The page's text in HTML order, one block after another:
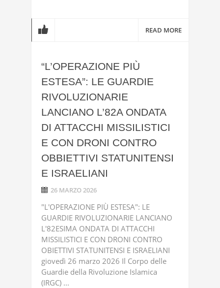
READ MORE
“L’OPERAZIONE PIÙ
ESTESA”: LE GUARDIE
RIVOLUZIONARIE
LANCIANO L’82A ONDATA
DI ATTACCHI MISSILISTICI
E CON DRONI CONTRO
OBBIETTIVI STATUNITENSI
E ISRAELIANI
26 MARZO 2026
"L'OPERAZIONE PIÙ ESTESA": LE
GUARDIE RIVOLUZIONARIE LANCIANO
L'82ESIMA ONDATA DI ATTACCHI
MISSILISTICI E CON DRONI CONTRO
OBIETTIVI STATUNITENSI E ISRAELIANI
giovedì 26 marzo 2026 Il Corpo delle
Guardie della Rivoluzione Islamica
(IRGC) ...